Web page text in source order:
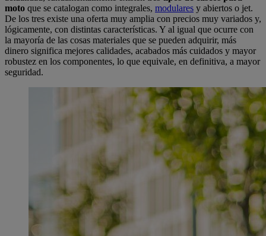
moto que se catalogan como integrales, modulares y abiertos o jet.
De los tres existe una oferta muy amplia con precios muy variados y,
lógicamente, con distintas características. Y al igual que ocurre con
la mayoría de las cosas materiales que se pueden adquirir, más
dinero significa mejores calidades, acabados más cuidados y mayor
robustez en los componentes, lo que equivale, en definitiva, a mayor
seguridad.